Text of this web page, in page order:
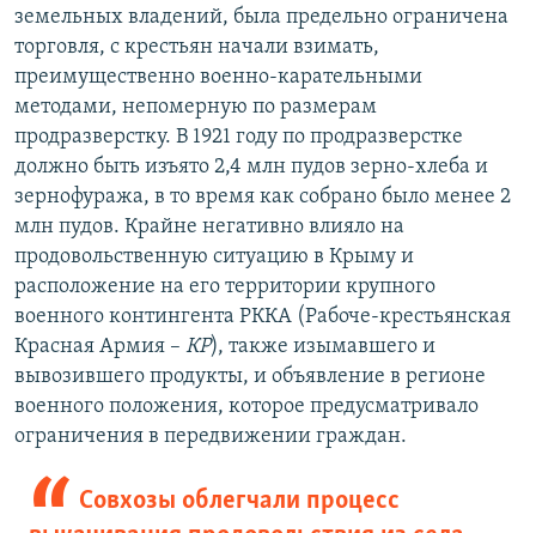
земельных владений, была предельно ограничена
торговля, с крестьян начали взимать,
преимущественно военно-карательными
методами, непомерную по размерам
продразверстку. В 1921 году по продразверстке
должно быть изъято 2,4 млн пудов зерно-хлеба и
зернофуража, в то время как собрано было менее 2
млн пудов. Крайне негативно влияло на
продовольственную ситуацию в Крыму и
расположение на его территории крупного
военного контингента РККА (Рабоче-крестьянская
Красная Армия – КР), также изымавшего и
вывозившего продукты, и объявление в регионе
военного положения, которое предусматривало
ограничения в передвижении граждан.
Совхозы облегчали процесс